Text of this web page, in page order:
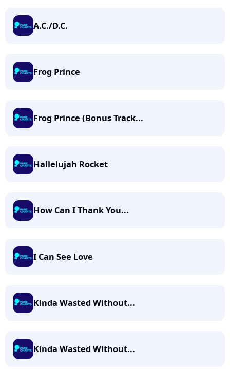
A.C./D.C.
Frog Prince
Frog Prince (Bonus Track...
Hallelujah Rocket
How Can I Thank You...
I Can See Love
Kinda Wasted Without...
Kinda Wasted Without...